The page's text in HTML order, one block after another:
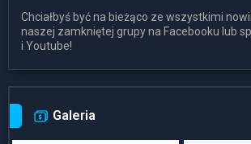
Chciałbyś być na bieżąco ze wszystkimi
naszej zamkniętej grupy na Facebooku lub
i Youtube!
Galeria